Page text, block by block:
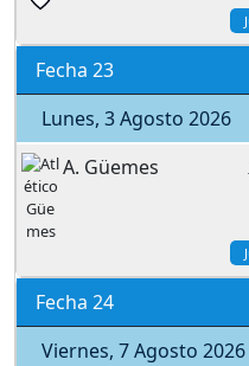
Fecha 23
Lunes, 3 Agosto 2026
A. Güemes
Fecha 24
Viernes, 7 Agosto 2026